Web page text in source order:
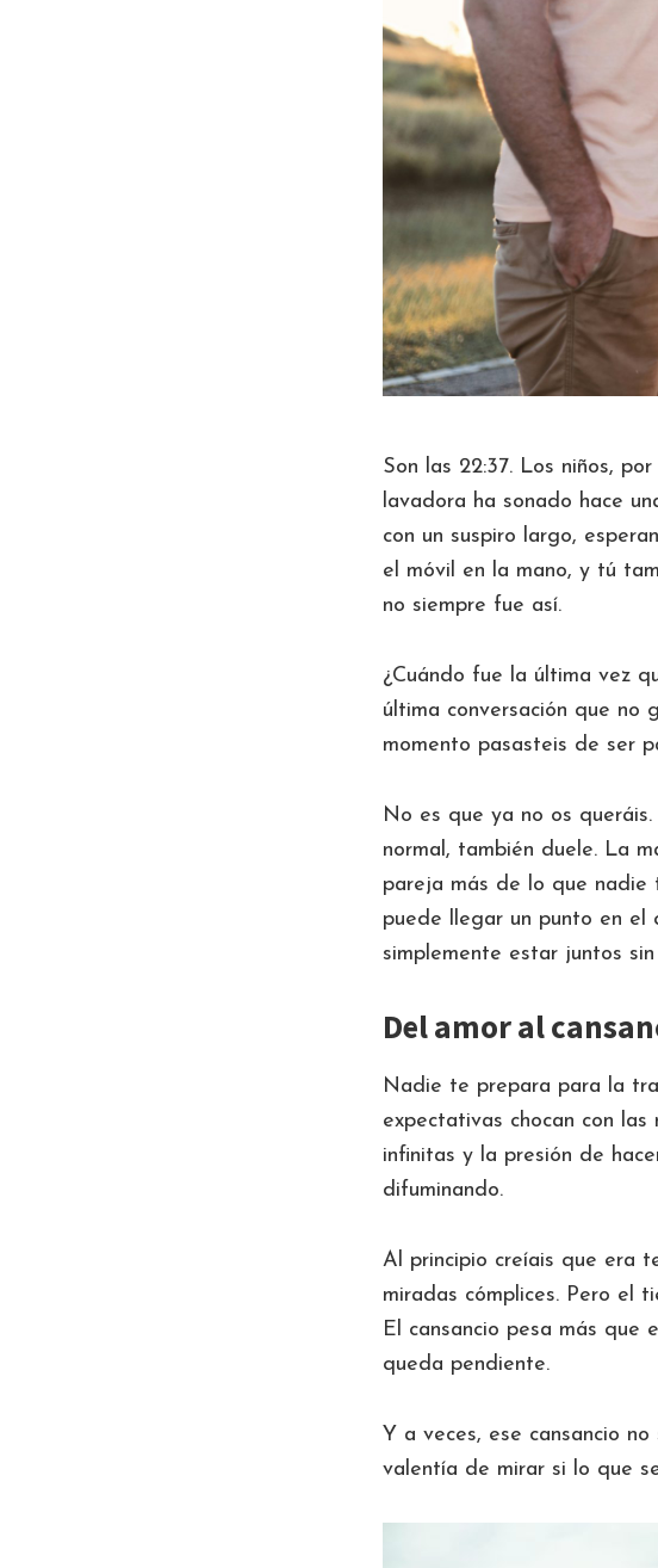
Son las 22:37. Los niños,
lavadora ha sonado hace
con un suspiro largo,
el móvil en la mano, y tú
no siempre fue así.
¿Cuándo fue la última vez
última conversación que no
momento pasasteis de ser
No es que ya no os
normal, también duele. La
pareja más de lo que nadie
puede llegar un punto en el
simplemente estar juntos
Del amor al
Nadie te prepara para la
expectativas chocan con
infinitas y la presión de
difuminando.
Al principio creíais que era
miradas cómplices. Pero el
El cansancio pesa más que
queda pendiente.
Y a veces, ese cansancio
valentía de mirar si lo que